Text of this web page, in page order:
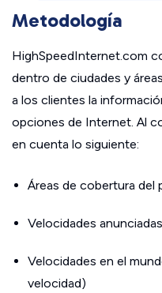
Metodología
HighSpeedInternet.com
dentro de ciudades y
a los clientes la
opciones de Internet. Al
en cuenta lo siguiente:
Áreas de cobertura del
Velocidades anunciadas
Velocidades en el
velocidad)